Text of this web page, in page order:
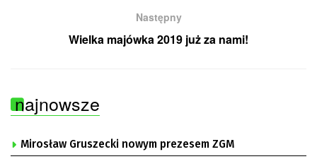
Następny
Wielka majówka 2019 już za nami!
najnowsze
Mirosław Gruszecki nowym prezesem ZGM